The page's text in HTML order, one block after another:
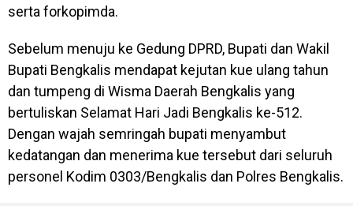
serta forkopimda.
Sebelum menuju ke Gedung DPRD, Bupati dan Wakil
Bupati Bengkalis mendapat kejutan kue ulang tahun
dan tumpeng di Wisma Daerah Bengkalis yang
bertuliskan Selamat Hari Jadi Bengkalis ke-512.
Dengan wajah semringah bupati menyambut
kedatangan dan menerima kue tersebut dari seluruh
personel Kodim 0303/Bengkalis dan Polres Bengkalis.